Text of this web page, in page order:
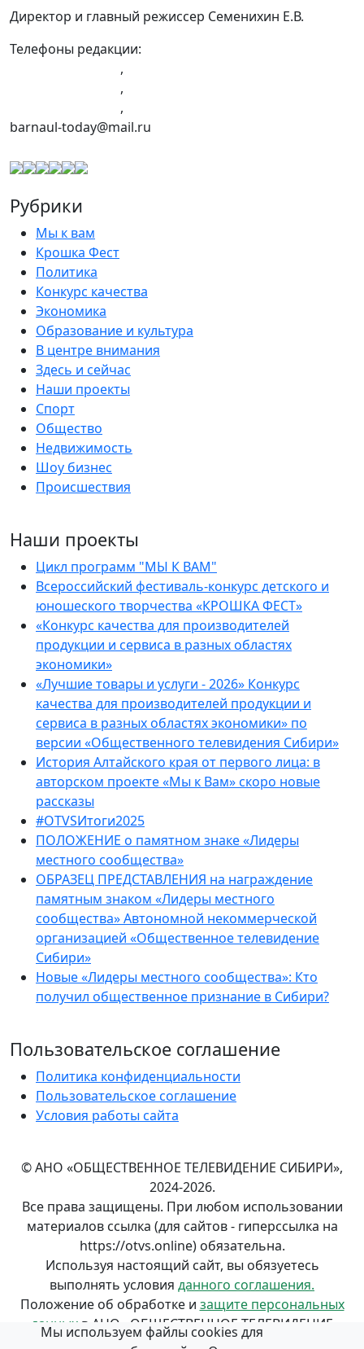
Директор и главный режиссер Семенихин Е.В.
Телефоны редакции:
,
,
,
barnaul-today@mail.ru
Рубрики
Мы к вам
Крошка Фест
Политика
Конкурс качества
Экономика
Образование и культура
В центре внимания
Здесь и сейчас
Наши проекты
Спорт
Общество
Недвижимость
Шоу бизнес
Происшествия
Наши проекты
Цикл программ "МЫ К ВАМ"
Всероссийский фестиваль-конкурс детского и
юношеского творчества «КРОШКА ФЕСТ»
«Конкурс качества для производителей
продукции и сервиса в разных областях
экономики»
«Лучшие товары и услуги - 2026» Конкурс
качества для производителей продукции и
сервиса в разных областях экономики» по
версии «Общественного телевидения Сибири»
История Алтайского края от первого лица: в
авторском проекте «Мы к Вам» скоро новые
рассказы
#OTVSИтоги2025
ПОЛОЖЕНИЕ о памятном знаке «Лидеры
местного сообщества»
ОБРАЗЕЦ ПРЕДСТАВЛЕНИЯ на награждение
памятным знаком «Лидеры местного
сообщества» Автономной некоммерческой
организацией «Общественное телевидение
Сибири»
Новые «Лидеры местного сообщества»: Кто
получил общественное признание в Сибири?
Пользовательское соглашение
Политика конфиденциальности
Пользовательское соглашение
Условия работы сайта
© АНО «ОБЩЕСТВЕННОЕ ТЕЛЕВИДЕНИЕ СИБИРИ»,
2024-2026.
Все права защищены. При любом использовании
материалов ссылка (для сайтов - гиперссылка на
https://otvs.online) обязательна.
Используя настоящий сайт, вы обязуетесь
выполнять условия данного соглашения.
Положение об обработке и защите персональных
данных в АНО «ОБЩЕСТВЕННОЕ ТЕЛЕВИДЕНИЕ
СИБИРИ».
Мы используем файлы cookies для